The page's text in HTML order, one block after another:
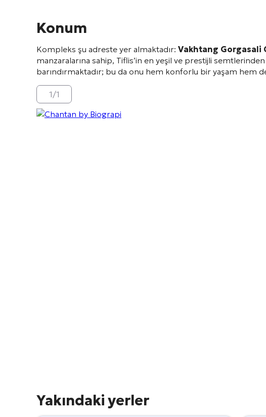
Konum
Kompleks şu adreste yer almaktadır: Vakhtang Gorgasali
manzaralarına sahip, Tiflis’in en yeşil ve prestijli
barındırmaktadır; bu da onu hem konforlu bir yaşam hem de
1/1
Yakındaki yerler